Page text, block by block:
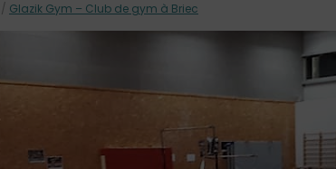
/ Glazik Gym – Club de gym à Briec